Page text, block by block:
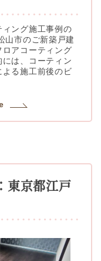
ング施工事例の
山市のご新築戸建
アコーティング
は、コーティン
る施工前後のビ
東京都江戸